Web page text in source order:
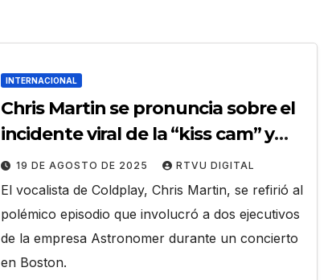
INTERNACIONAL
Chris Martin se pronuncia sobre el
incidente viral de la “kiss cam” y
confirma que seguirá en los
conciertos
19 DE AGOSTO DE 2025 RTVU DIGITAL
El vocalista de Coldplay, Chris Martin, se refirió al
polémico episodio que involucró a dos ejecutivos
de la empresa Astronomer durante un concierto
en Boston.